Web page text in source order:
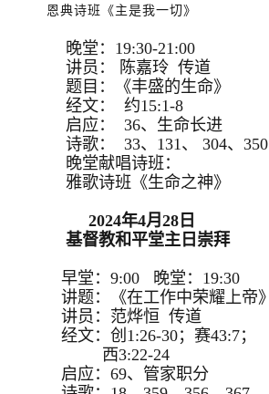
恩典诗班《主是我一切》
晚堂：19:30-21:00
讲员： 陈嘉玲 传道
题目：《丰盛的生命》
经文： 约15:1-8
启应： 36、生命长进
诗歌： 33、131、 304、350
晚堂献唱诗班：
雅歌诗班《生命之神》
2024年4月28日
基督教和平堂主日崇拜
早堂：9:00 晚堂：19:30
讲题：《在工作中荣耀上帝》
讲员：范烨恒 传道
经文：创1:26-30；赛43:7；
西3:22-24
启应：69、管家职分